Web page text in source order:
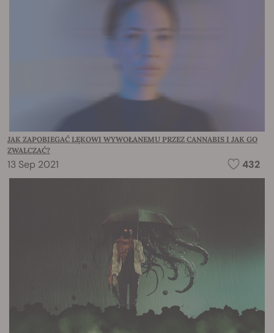
JAK ZAPOBIEGAĆ LĘKOWI WYWOŁANEMU PRZEZ CANNABIS I JAK GO
ZWALCZAĆ?
13 Sep 2021 432